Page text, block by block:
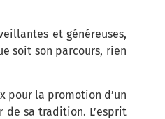
et généreuses,
soit son parcours, rien
pour la promotion d’un
sa tradition. L’esprit